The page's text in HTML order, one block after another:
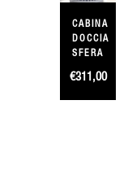
CABINA
DOCCIA
SFERA
€311,00